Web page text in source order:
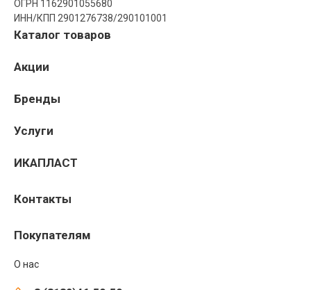
ОГРН 1162901055680
ИНН/КПП 2901276738/290101001
Каталог товаров
Акции
Бренды
Услуги
ИКАПЛАСТ
Контакты
Покупателям
О нас